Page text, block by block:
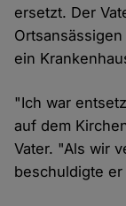
ersetzt. Der
ein
"Ich war
auf dem
Vater. "Als wir
beschuldigte